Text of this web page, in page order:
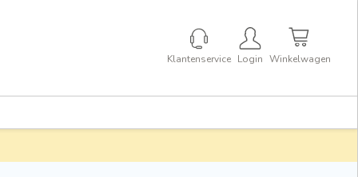
Klantenservice Login Winkelwagen